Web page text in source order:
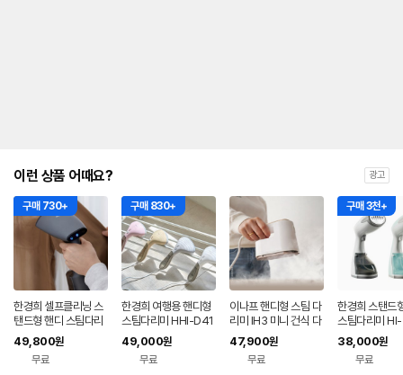
이런 상품 어때요? 광고
구매 730+
한경희 셀프클리닝 스
탠드형 핸디 스팀다리
미 HHI-D310
49,800원
무료
구매 830+
한경희 여행용 핸디형
스팀다리미 HHI-D41
0
49,000원
무료
이나프 핸디형 스팀 다
리미 IH3 미니 건식 다
리미 휴대용 여행용
47,900원
무료
구매 3천+
한경희 스탠드
스팀다리미
38,000원
무료